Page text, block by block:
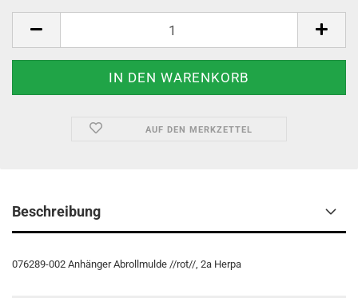
AUF DEN MERKZETTEL
Beschreibung
076289-002 Anhänger Abrollmulde //rot//, 2a Herpa